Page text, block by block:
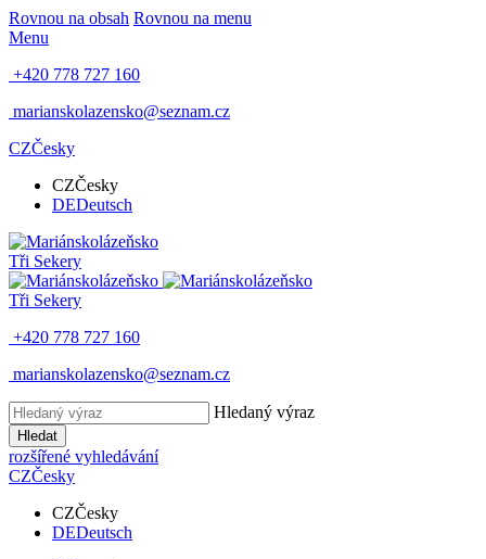
Rovnou na obsah Rovnou na menu
Menu
+420 778 727 160
marianskolazensko@seznam.cz
CZČesky
CZČesky
DEDeutsch
Tři Sekery
Tři Sekery
+420 778 727 160
marianskolazensko@seznam.cz
Hledaný výraz
Hledat
rozšířené vyhledávání
CZČesky
CZČesky
DEDeutsch